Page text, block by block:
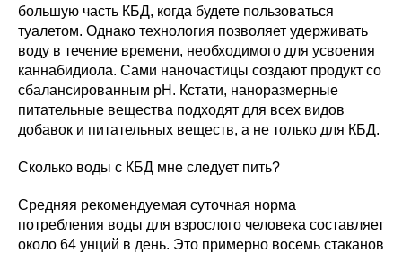
большую часть КБД, когда будете пользоваться
туалетом. Однако технология позволяет удерживать
воду в течение времени, необходимого для усвоения
каннабидиола. Сами наночастицы создают продукт со
сбалансированным pH. Кстати, наноразмерные
питательные вещества подходят для всех видов
добавок и питательных веществ, а не только для КБД.
Сколько воды с КБД мне следует пить?
Средняя рекомендуемая суточная норма
потребления воды для взрослого человека составляет
около 64 унций в день. Это примерно восемь стаканов